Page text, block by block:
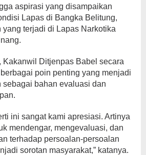
aspirasi yang disampaikan
Lapas di Bangka Belitung,
yang terjadi di Lapas Narkotika
Kakanwil Ditjenpas Babel secara
poin penting yang menjadi
sebagai bahan evaluasi dan
ini sangat kami apresiasi. Artinya
mendengar, mengevaluasi, dan
terhadap persoalan-persoalan
sorotan masyarakat,” katanya.